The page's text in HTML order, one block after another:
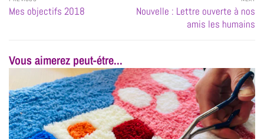
Mes objectifs 2018
Nouvelle : Lettre ouverte à nos
amis les humains
Vous aimerez peut-étre...